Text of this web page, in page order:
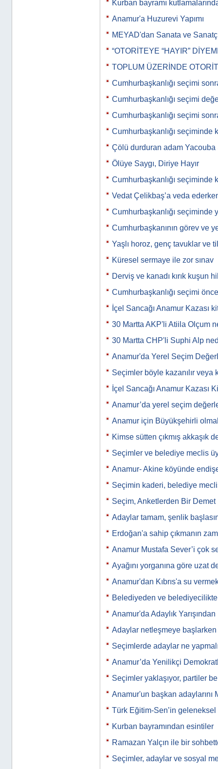
Kurban bayramı
Anamur'a Huzurevi Yapımı
MEYAD'dan Sanata ve
“OTORİTEYE “HAYIR”
TOPLUM ÜZERİNDE
Cumhurbaşkanlığı seçimi
Cumhurbaşkanlığı seçimi
Cumhurbaşkanlığı seçimi
Cumhurbaşkanlığı seçiminde
Çölü durduran adam
Ölüye Saygı, Diriye Hayır
Cumhurbaşkanlığı seçiminde
Vedat Çelikbaş’a veda
Cumhurbaşkanlığı seçiminde
Cumhurbaşkanının görev ve
Yaşlı horoz, genç tavuklar ve
Küresel sermaye ile zor sınav
Derviş ve kanadı kırık kuşun
Cumhurbaşkanlığı seçimi
İçel Sancağı Anamur Kazası
30 Martta AKP'li Atiila Olçum
30 Martta CHP'li Suphi Alp
Anamur'da Yerel Seçim
Seçimler böyle kazanılır veya
İçel Sancağı Anamur Kazası
Anamur’da yerel seçim
Anamur için Büyükşehirli
Kimse sütten çıkmış akkaşık
Seçimler ve belediye meclis
Anamur- Akine köyünde
Seçimin kaderi, belediye
Seçim, Anketlerden Bir Demet
Adaylar tamam, şenlik
Erdoğan'a sahip çıkmanın
Anamur Mustafa Sever’i çok
Ayağını yorganına göre uzat
Anamur'dan Kıbrıs'a su
Belediyeden ve
Anamur'da Adaylık
Adaylar netleşmeye
Seçimlerde adaylar ne
Anamur’da Yenilikçi
Seçimler yaklaşıyor, partiler
Anamur'un başkan adaylarını
Türk Eğitim-Sen’in
Kurban bayramından esintiler
Ramazan Yalçın ile bir
Seçimler, adaylar ve sosyal